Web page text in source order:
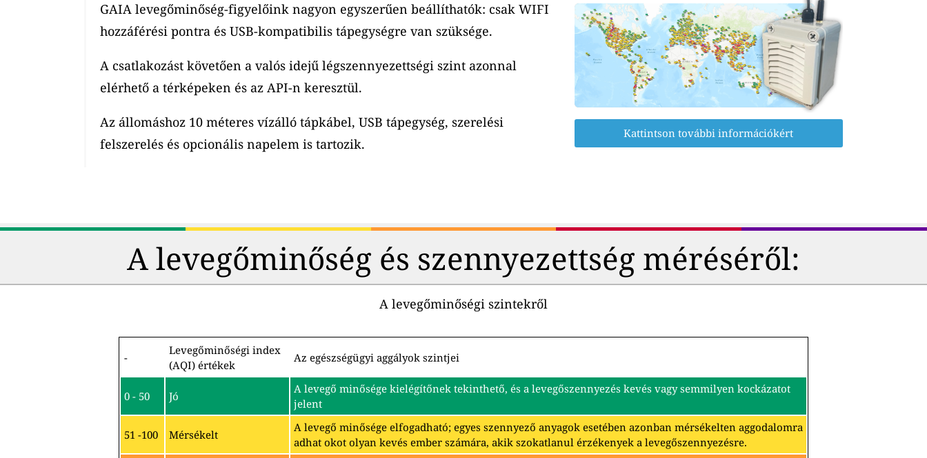
GAIA levegőminőség-figyelőink nagyon egyszerűen beállíthatók: csak WIFI
hozzáférési pontra és USB-kompatibilis tápegységre van szüksége.
A csatlakozást követően a valós idejű légszennyezettségi szint azonnal
elérhető a térképeken és az API-n keresztül.
Az állomáshoz 10 méteres vízálló tápkábel, USB tápegység, szerelési
felszerelés és opcionális napelem is tartozik.
Kattintson további információkért
A levegőminőség és szennyezettség méréséről:
A levegőminőségi szintekről
-
Levegőminőségi index
(AQI) értékek
Az egészségügyi aggályok szintjei
0 - 50 Jó
A levegő minősége kielégítőnek tekinthető, és a levegőszennyezés kevés vagy semmilyen kockázatot
jelent
51 -100 Mérsékelt
A levegő minősége elfogadható; egyes szennyező anyagok esetében azonban mérsékelten aggodalomra
adhat okot olyan kevés ember számára, akik szokatlanul érzékenyek a levegőszennyezésre.